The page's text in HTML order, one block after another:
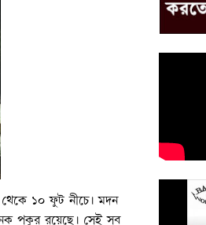
থেকে ১০ ফুট নীচে। মদন
পকুর রয়েছে। সেই সব